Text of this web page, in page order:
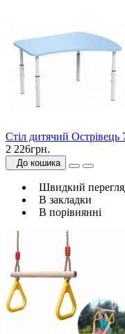
Стіл дитячий
2 226грн.
До кошика
Швидкий
В закладки
В порівнянні